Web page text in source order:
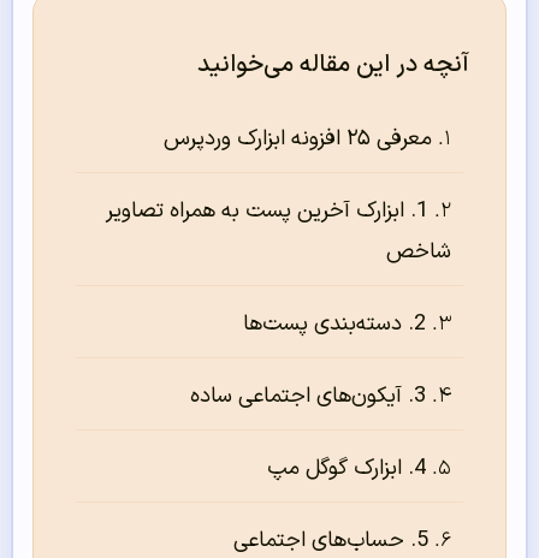
آنچه در این مقاله می‌خوانید
معرفی ۲۵ افزونه ابزارک وردپرس
1. ابزارک آخرین پست به همراه تصاویر
شاخص
2. دسته‌بندی پست‌ها
3. آیکون‌های اجتماعی ساده
4. ابزارک گوگل مپ
5. حساب‌های اجتماعی